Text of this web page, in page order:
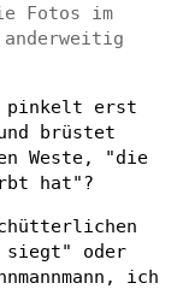
Fotos im
pinkelt erst
brüstet
Weste, "die
hat"?
siegt" oder
ich